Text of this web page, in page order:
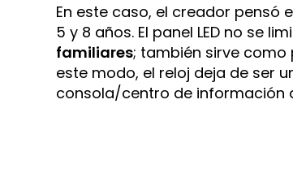
En este caso, el creador pensó
5 y 8 años. El panel LED no se
familiares; también sirve
este modo, el reloj deja de ser
consola/centro de información